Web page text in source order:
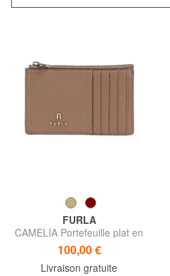
FURLA
CAMELIA Portefeuille plat en
cuir
100,00 €
Livraison gratuite